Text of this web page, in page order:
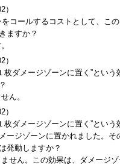
）
コールするコストとして、こ
ますか？
）
枚ダメージゾーンに置く”とい
ん。
）
枚ダメージゾーンに置く”という
ージゾーンに置かれました。そ
発動しますか？
せん。この効果は、ダメージ